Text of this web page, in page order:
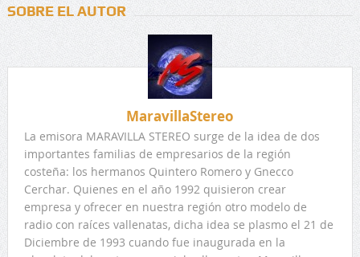
SOBRE EL AUTOR
MaravillaStereo
La emisora MARAVILLA STEREO surge de la idea de dos
importantes familias de empresarios de la región
costeña: los hermanos Quintero Romero y Gnecco
Cerchar. Quienes en el año 1992 quisieron crear
empresa y ofrecer en nuestra región otro modelo de
radio con raíces vallenatas, dicha idea se plasmo el 21 de
Diciembre de 1993 cuando fue inaugurada en la